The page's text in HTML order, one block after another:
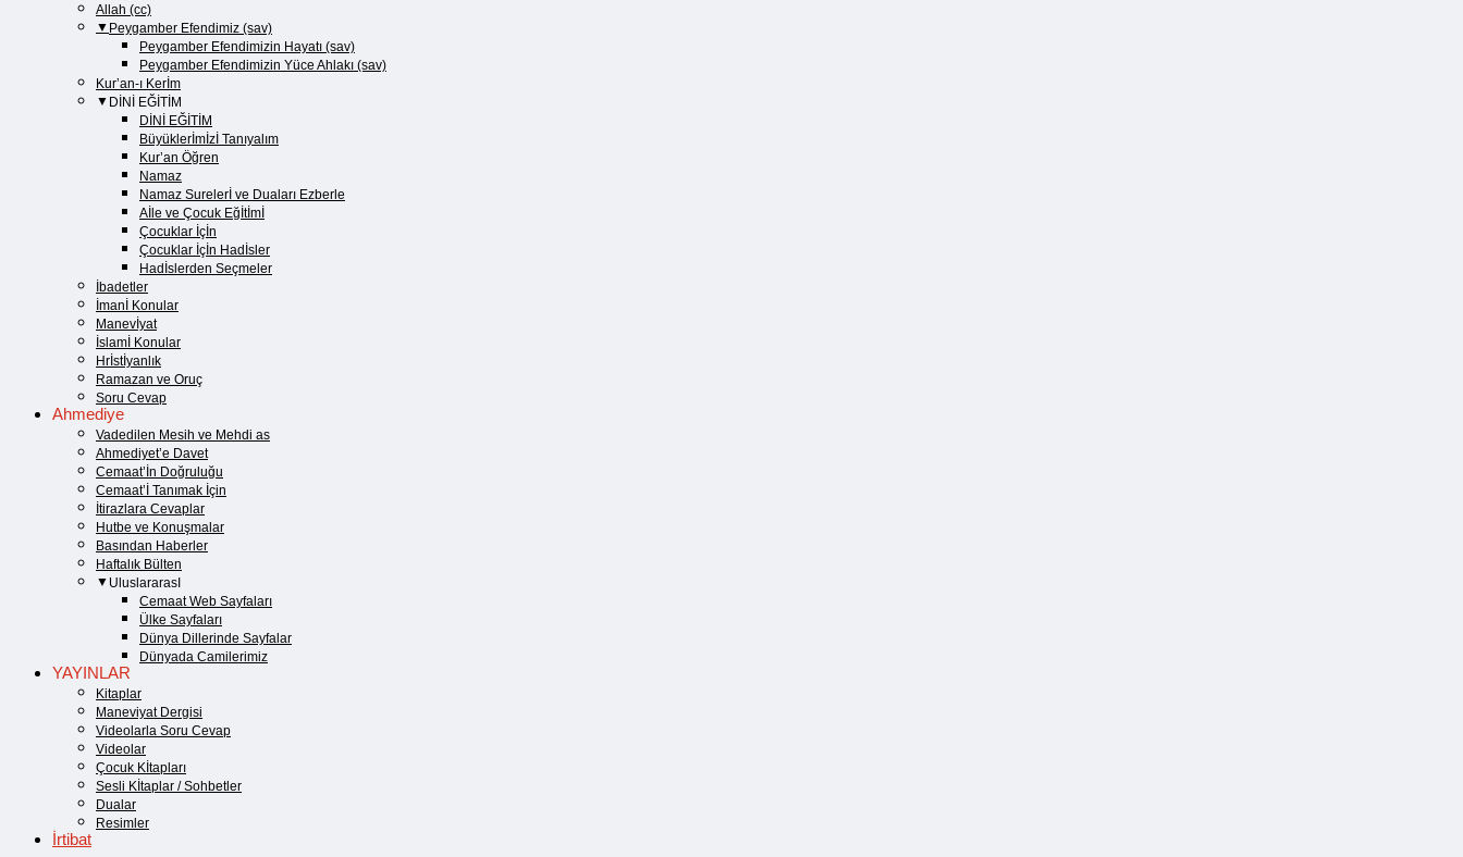
Allah (cc)
Peygamber Efendimiz (sav)
Peygamber Efendimizin Hayatı (sav)​
Peygamber Efendimizin Yüce Ahlakı (sav)​
Kur’an-ı Kerİm
DİNİ EĞİTİM
DİNİ EĞİTİM
Büyüklerİmİzİ Tanıyalım
Kur’an Öğren
Namaz
Namaz Surelerİ ve Duaları Ezberle
Aİle ve Çocuk Eğİtİmİ
Çocuklar İçİn
Çocuklar İçİn Hadİsler
Hadİslerden Seçmeler
İbadetler
İmanİ Konular
Manevİyat
İslamİ Konular
Hrİstİyanlık
Ramazan ve Oruç
Soru Cevap
Ahmediye
Vadedilen Mesih ve Mehdi as
Ahmediyet’e Davet
Cemaat’İn Doğruluğu
Cemaat’İ Tanımak İçin
İtirazlara Cevaplar
Hutbe ve Konuşmalar
Basından Haberler
Haftalık Bülten
UluslararasI
Cemaat Web Sayfaları
Ülke Sayfaları
Dünya Dillerinde Sayfalar
Dünyada Camilerimiz
YAYINLAR
Kitaplar
Maneviyat Dergisi
Videolarla Soru Cevap
Videolar
Çocuk Kİtapları
Sesli Kİtaplar / Sohbetler
Dualar
Resimler
İrtibat